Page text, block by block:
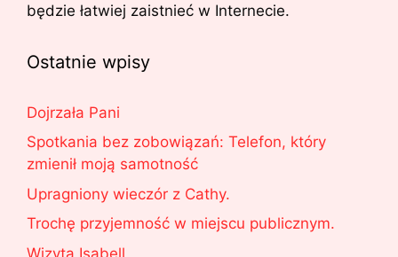
będzie łatwiej zaistnieć w Internecie.
Ostatnie wpisy
Dojrzała Pani
Spotkania bez zobowiązań: Telefon, który
zmienił moją samotność
Upragniony wieczór z Cathy.
Trochę przyjemność w miejscu publicznym.
Wizyta Isabell